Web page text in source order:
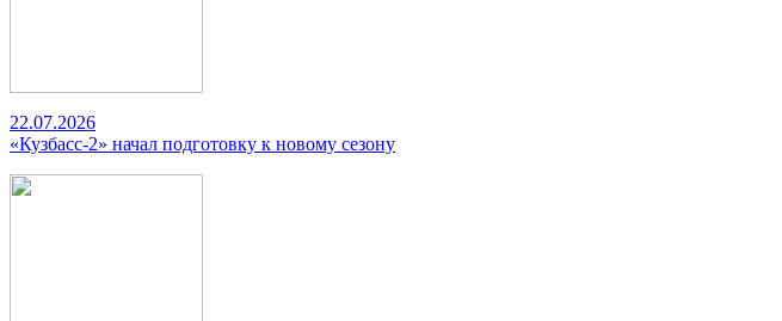
22.07.2026
«Кузбасс-2» начал подготовку к новому сезону